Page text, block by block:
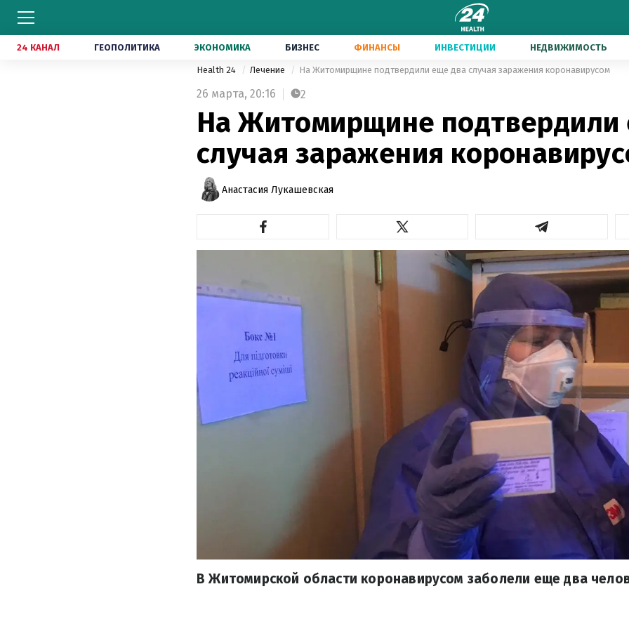
24 КАНАЛ ГЕОПОЛИТИКА ЭКОНОМИКА БИЗНЕС ФИНАНСЫ ИНВЕСТИЦИИ НЕДВИЖИМОСТЬ
Health 24 Лечение На Житомирщине подтвердили еще два случая заражения коронавирусом
26 марта, 20:16 2
На Житомирщине подтвердили
случая заражения
Анастасия Лукашевская
В Житомирской области коронавирусом заболели еще два